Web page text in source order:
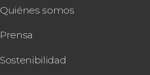
Autobús turístico en Sevilla
Entrada a Isla Mágica
Paseo privado en calesa por Sevilla
Paddle surf en el río Guadalquivir
Quiénes somos
Prensa
Sostenibilidad